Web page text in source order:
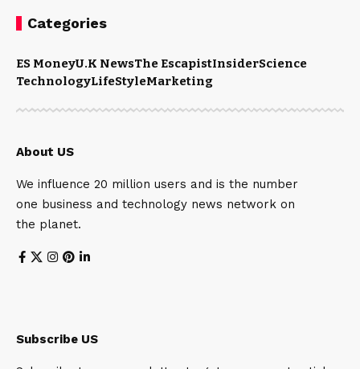
Categories
ES MoneyU.K NewsThe EscapistInsiderScience
TechnologyLifeStyleMarketing
About US
We influence 20 million users and is the number
one business and technology news network on
the planet.
Subscribe US